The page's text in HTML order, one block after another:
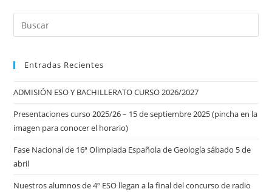
Entradas Recientes
ADMISIÓN ESO Y BACHILLERATO CURSO 2026/2027
Presentaciones curso 2025/26 – 15 de septiembre 2025 (pincha en la
imagen para conocer el horario)
Fase Nacional de 16ª Olimpiada Española de Geología sábado 5 de
abril
Nuestros alumnos de 4º ESO llegan a la final del concurso de radio